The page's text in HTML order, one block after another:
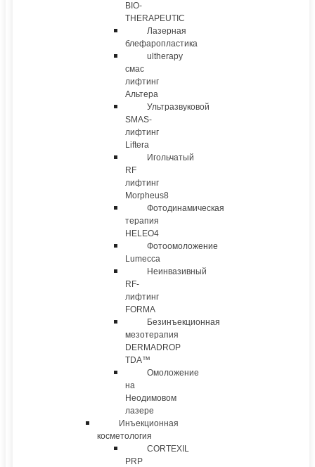
BIO-
THERAPEUTIC
Лазерная
блефаропластика
ultherapy
смас
лифтинг
Альтера
Ультразвуковой
SMAS-
лифтинг
Liftera
Игольчатый
RF
лифтинг
Morpheus8
Фотодинамическая
терапия
HELEO4
Фотоомоложение
Lumecca
Неинвазивный
RF-
лифтинг
FORMA
Безинъекционная
мезотерапия
DERMADROP
TDA™
Омоложение
на
Неодимовом
лазере
Инъекционная
косметология
CORTEXIL
PRP